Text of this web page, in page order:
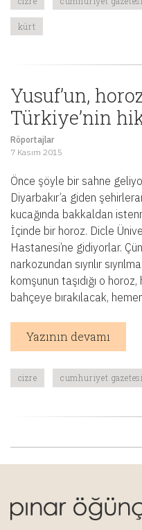
kürt
Yusuf’un,
Türkiye’nin
Röportajlar
7 Kasım 2015
Önce şöyle bir sahne
Diyarbakır’a giden
kucağında bakkaldan
İçinde bir horoz. Dicle
Hastanesi’ne gidiyorlar.
narkozundan sıyrılır
komşunun taşıdığı o
bahçeye bırakılacak,
Yazının devamı
cizre cumhuriyet gazetesi